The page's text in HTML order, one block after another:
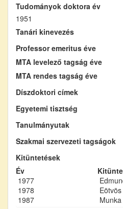
Tudományok doktora év
1951
Tanári kinevezés
Professor emeritus éve
MTA levelező tagság éve
MTA rendes tagság éve
Díszdoktori címek
Egyetemi tisztség
Tanulmányutak
Szakmai szervezeti tagságok
Kitüntetések
Év
1977
1978
1987